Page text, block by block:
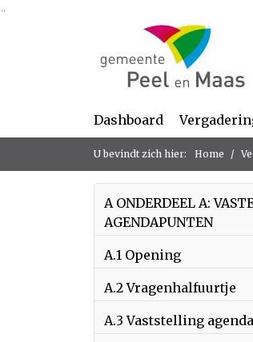
Ga naar de inhoud van deze pagina
Dashboard
U bevindt zich hier: Home
A ONDERDEEL A:
AGENDAPUNTEN
A.1 Opening
A.2 Vragenhalfuurtje
A.3 Vaststelling agenda